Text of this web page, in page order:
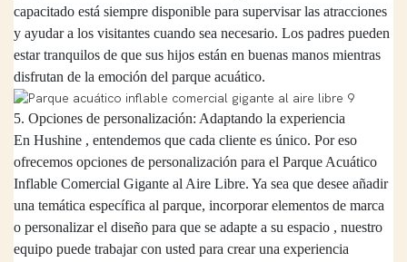
capacitado está siempre disponible para supervisar las atracciones
y ayudar a los visitantes cuando sea necesario. Los padres pueden
estar tranquilos de que sus hijos están en buenas manos mientras
disfrutan de la emoción del parque acuático.
5. Opciones de personalización: Adaptando la experiencia
En Hushine , entendemos que cada cliente es único. Por eso
ofrecemos opciones de personalización para el Parque Acuático
Inflable Comercial Gigante al Aire Libre. Ya sea que desee añadir
una temática específica al parque, incorporar elementos de marca
o personalizar el diseño para que se adapte a su espacio , nuestro
equipo puede trabajar con usted para crear una experiencia